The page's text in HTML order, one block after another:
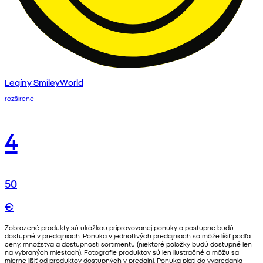
Legíny SmileyWorld
rozšírené
4
50
€
Zobrazené produkty sú ukážkou pripravovanej ponuky a postupne budú
dostupné v predajniach. Ponuka v jednotlivých predajniach sa môže líšiť podľa
ceny, množstva a dostupnosti sortimentu (niektoré položky budú dostupné len
na vybraných miestach). Fotografie produktov sú len ilustračné a môžu sa
mierne líšiť od produktov dostupných v predajni. Ponuka platí do vypredania